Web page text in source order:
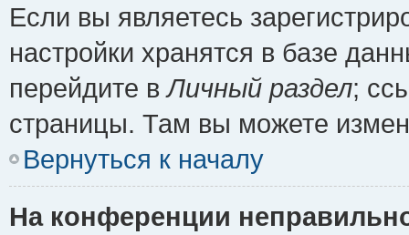
Если вы являетесь
настройки хранятся в базе
перейдите вЛичный раздел;
страницы. Там вы можете
Вернуться к началу
На конференции